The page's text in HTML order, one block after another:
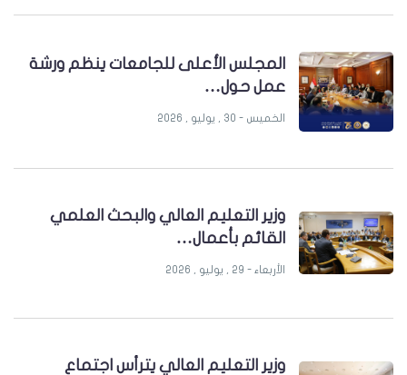
المجلس الأعلى للجامعات ينظم ورشة
عمل حول…
الخميس - 30 , يوليو , 2026
وزير التعليم العالي والبحث العلمي
القائم بأعمال…
الأربعاء - 29 , يوليو , 2026
وزير التعليم العالي يترأس اجتماع